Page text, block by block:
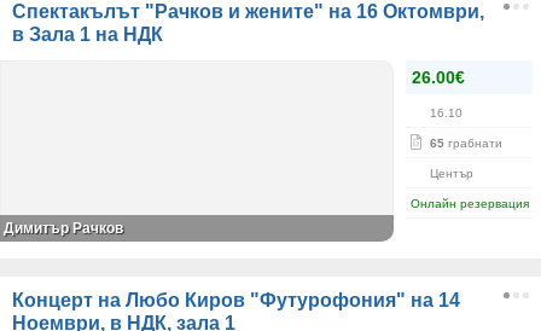
Спектакълът "Рачков и жените" на 16 Октомври,
в Зала 1 на НДК
26.00€
16.10
65 грабнати
Център
Онлайн резервация
Димитър Рачков
Концерт на Любо Киров "Футурофония" на 14
Ноември, в НДК, зала 1